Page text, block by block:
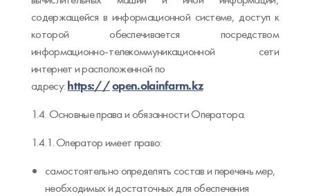
содержащейся в информационной системе, доступ к
которой обеспечивается посредством
информационно-телекоммуникационной сети
интернет и расположенной по
адресу:https://open.olainfarm.kz
1.4. Основные права и обязанности Оператора.
1.4.1. Оператор имеет право:
самостоятельно определять состав и перечень мер,
необходимых и достаточных для обеспечения